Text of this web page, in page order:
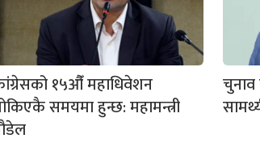
१५औँ महाधिवेशन
समयमा हुन्छ: महामन्त्री
चुनाव